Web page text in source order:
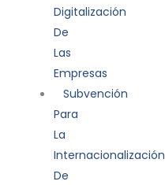
Digitalización
De
Las
Empresas
Subvención
Para
La
Internacionalización
De